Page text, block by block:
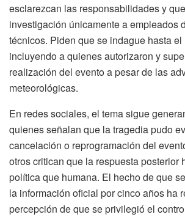
esclarezcan las responsabilidades y
investigación únicamente a empleados
técnicos. Piden que se indague hasta el
incluyendo a quienes autorizaron y
realización del evento a pesar de las
meteorológicas.
En redes sociales, el tema sigue
quienes señalan que la tragedia pudo
cancelación o reprogramación del
otros critican que la respuesta posterior
política que humana. El hecho de que
la información oficial por cinco años ha
percepción de que se privilegió el